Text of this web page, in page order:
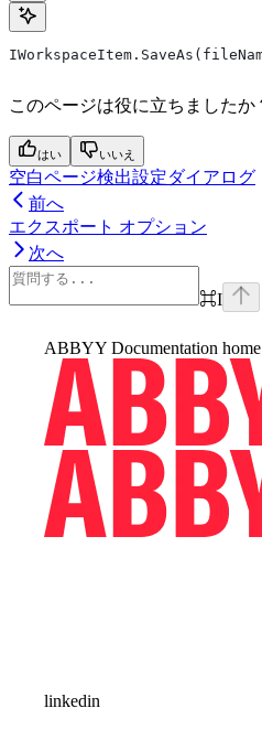
このページは役に立ちましたか
はい いいえ
空白ページ検出設定ダイアログ
前へ
エクスポート オプション
次へ
⌘I
ABBYY Documentation
linkedin